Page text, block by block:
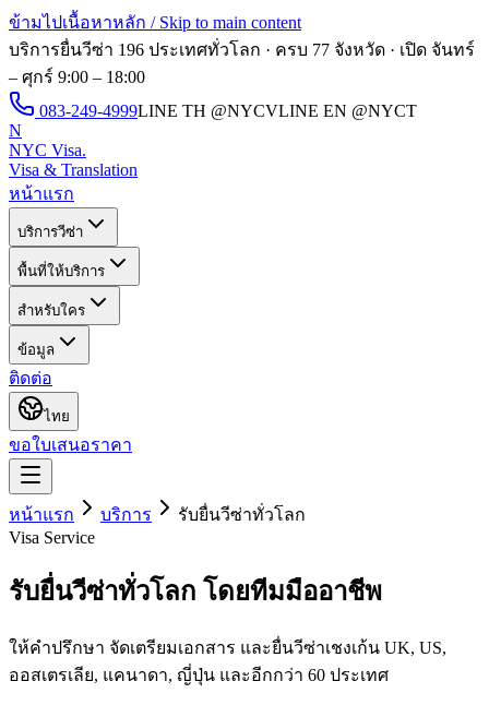
ข้ามไปเนื้อหาหลัก / Skip to main content
บริการยื่นวีซ่า 196 ประเทศทั่วโลก · ครบ 77 จังหวัด · เปิด จันทร์
– ศุกร์ 9:00 – 18:00
083-249-4999LINE TH @NYCVLINE EN @NYCT
N
NYC Visa.
Visa & Translation
หน้าแรก
บริการวีซ่า
พื้นที่ให้บริการ
สำหรับใคร
ข้อมูล
ติดต่อ
ไทย
ขอใบเสนอราคา
หน้าแรก บริการ
รับยื่นวีซ่าทั่วโลก
Visa Service
รับยื่นวีซ่าทั่วโลก โดยทีมมืออาชีพ
ให้คำปรึกษา จัดเตรียมเอกสาร และยื่นวีซ่าเชงเก้น UK, US,
ออสเตรเลีย, แคนาดา, ญี่ปุ่น และอีกกว่า 60 ประเทศ